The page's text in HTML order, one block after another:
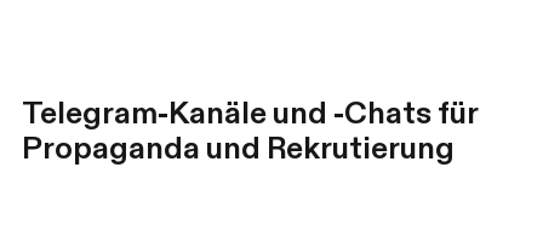
Telegram-Kanäle und -Chats für
Propaganda und Rekrutierung